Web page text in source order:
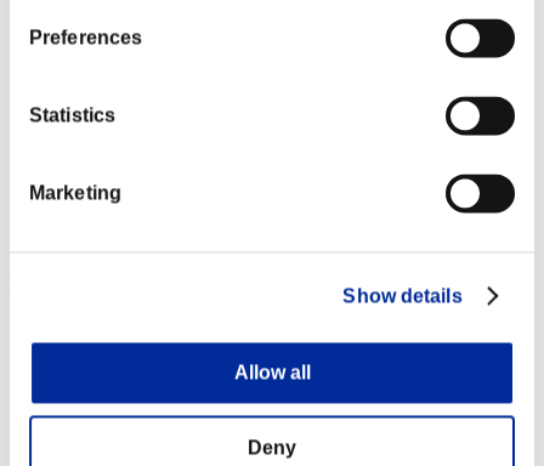
Preferences
Statistics
Marketing
Show details
Allow all
Deny
NV personnage: 10 ou moins
NV personnage: 40 ou moins